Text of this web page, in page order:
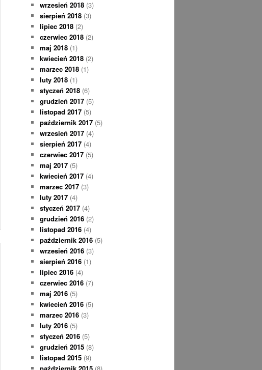
wrzesień 2018 (3)
sierpień 2018 (3)
lipiec 2018 (2)
czerwiec 2018 (2)
maj 2018 (1)
kwiecień 2018 (2)
marzec 2018 (1)
luty 2018 (1)
styczeń 2018 (6)
grudzień 2017 (5)
listopad 2017 (5)
październik 2017 (5)
wrzesień 2017 (4)
sierpień 2017 (4)
czerwiec 2017 (5)
maj 2017 (5)
kwiecień 2017 (4)
marzec 2017 (3)
luty 2017 (4)
styczeń 2017 (4)
grudzień 2016 (2)
listopad 2016 (4)
październik 2016 (5)
wrzesień 2016 (3)
sierpień 2016 (1)
lipiec 2016 (4)
czerwiec 2016 (7)
maj 2016 (5)
kwiecień 2016 (5)
marzec 2016 (3)
luty 2016 (5)
styczeń 2016 (5)
grudzień 2015 (8)
listopad 2015 (9)